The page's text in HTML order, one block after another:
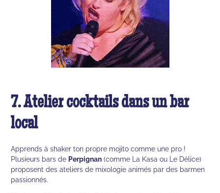
7. Atelier cocktails dans un bar
local
Apprends à shaker ton propre mojito comme une pro !
Plusieurs bars de Perpignan (comme La Kasa ou Le Délice)
proposent des ateliers de mixologie animés par des barmen
passionnés.